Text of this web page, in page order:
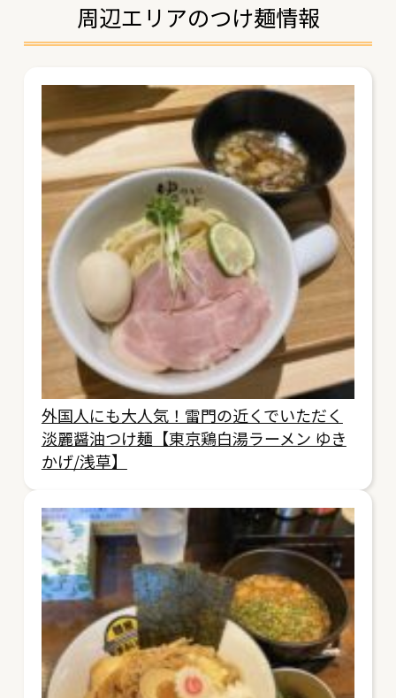
周辺エリアのつけ麺情報
外国人にも大人気！雷門の近くでいただく
淡麗醤油つけ麺【東京鶏白湯ラーメン ゆき
かげ/浅草】